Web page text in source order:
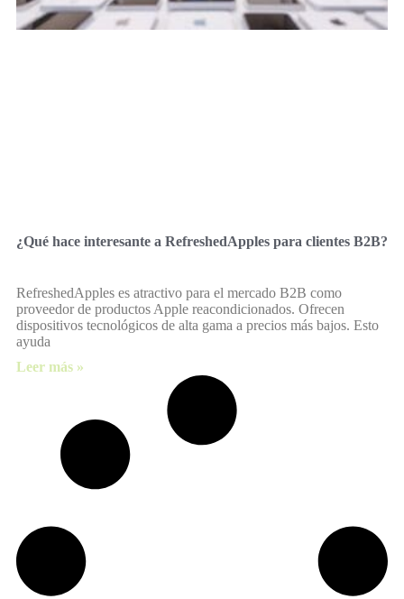
¿Qué hace interesante a RefreshedApples para clientes B2B?
RefreshedApples es atractivo para el mercado B2B como
proveedor de productos Apple reacondicionados. Ofrecen
dispositivos tecnológicos de alta gama a precios más bajos. Esto
ayuda
Leer más »